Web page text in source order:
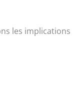
les implications